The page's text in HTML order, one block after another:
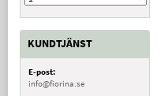
KUNDTJÄNST
E-post:
info@fiorina.se